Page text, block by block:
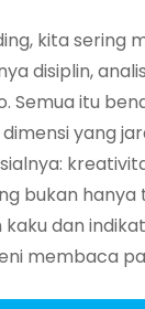
kita sering
disiplin,
Semua itu
yang
bukan hanya
dan
membaca